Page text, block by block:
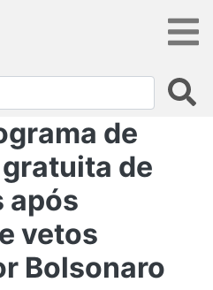
de
de
após
vetos
Bolsonaro